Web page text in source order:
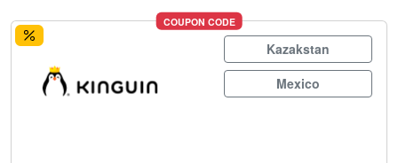
COUPON CODE
Kazakstan
Mexico